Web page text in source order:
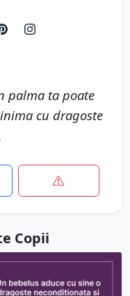
palma ta poate
cu dragoste
Copii